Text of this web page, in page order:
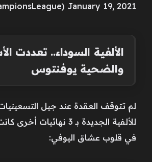
January 19, 2021
الألفية السوداء.. تعددت
والضحية يوفنتوس
لم تتوقف العقدة عند جيل
للألفية الجديدة بـ 3
في قلوب عشاق اليوفي: